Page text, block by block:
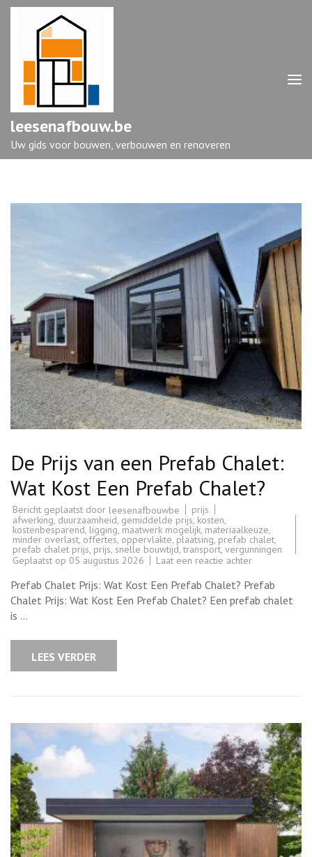
Ga
enter)
leesenafbouw.be
Uw gids voor bouwen, verbouwen en renoveren
De Prijs van een Prefab Chalet:
Wat Kost Een Prefab Chalet?
Bericht geplaatst door leesenafbouwbe
prijs
afwerking, duurzaamheid, gemiddelde prijs, kosten,
kostenbesparend, ligging, maatwerk mogelijk, materiaalkeuze,
minder overlast, offertes, oppervlakte, plaatsing, prefab chalet,
prefab chalet prijs, prijs, snelle bouwtijd,transport, vergunningen
Geplaatst op 05 augustus 2026 Laat een reactie achterop
Prijs
van
een
Prefab
Prefab Chalet Prijs: Wat Kost Een Prefab Chalet? Prefab
Chalet Prijs: Wat Kost Een Prefab Chalet? Een prefab chalet
is …
LEES VERDER